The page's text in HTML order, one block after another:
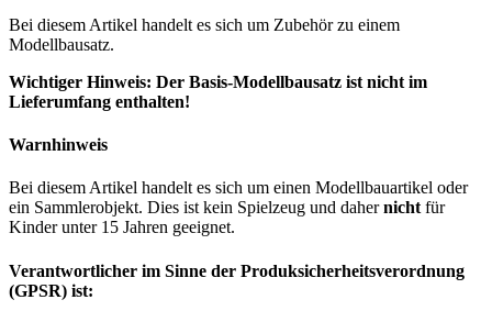
Bei diesem Artikel handelt es sich um Zubehör zu einem
Modellbausatz.
Wichtiger Hinweis: Der Basis-Modellbausatz ist nicht im
Lieferumfang enthalten!
Warnhinweis
Bei diesem Artikel handelt es sich um einen Modellbauartikel oder
ein Sammlerobjekt. Dies ist kein Spielzeug und dahernicht für
Kinder unter 15 Jahren geeignet.
Verantwortlicher im Sinne der Produksicherheitsverordnung
(GPSR) ist: